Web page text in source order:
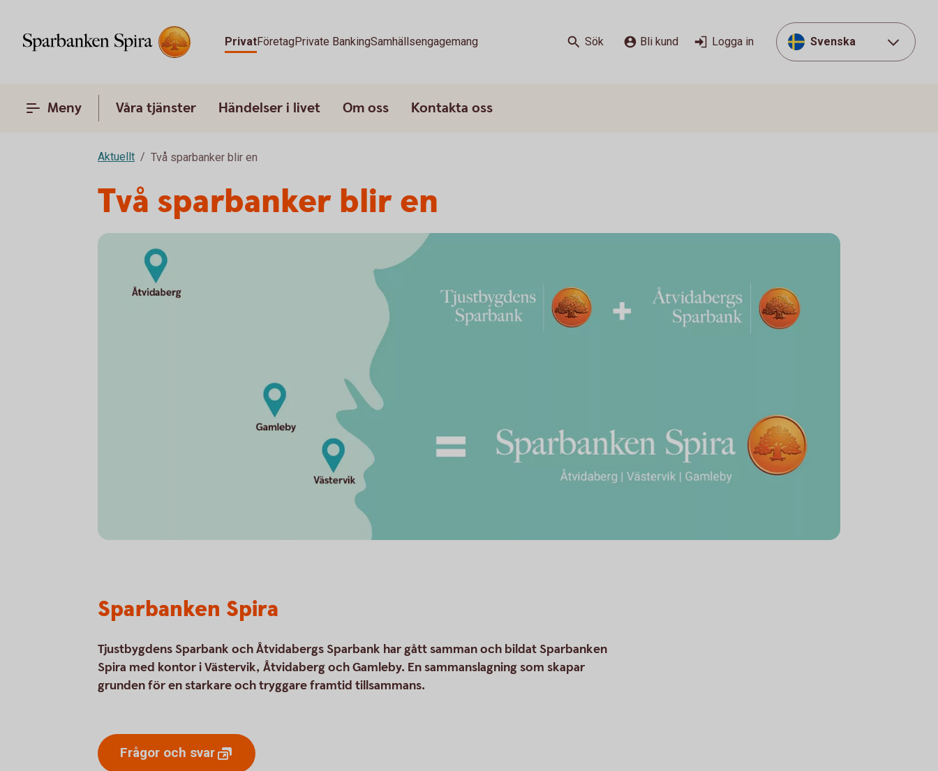
PrivatFöretagPrivate BankingSamhällsengagemang Sök Bli kund Logga in Svenska
Meny Våra tjänster Händelser i livet Om oss Kontakta oss
Aktuellt Två sparbanker blir en
Två sparbanker blir en
Sparbanken Spira
Tjustbygdens Sparbank och Åtvidabergs Sparbank har gått samman och bildat Sparbanken
Spira med kontor i Västervik, Åtvidaberg och Gamleby. En sammanslagning som skapar
grunden för en starkare och tryggare framtid tillsammans.
Frågor och svar